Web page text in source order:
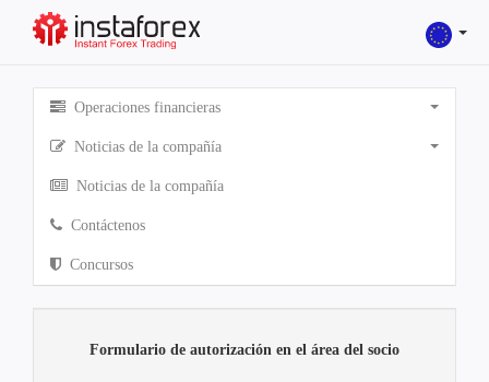
Operaciones financieras
Noticias de la compañía
Noticias de la compañía
Contáctenos
Concursos
Formulario de autorización en el área del socio